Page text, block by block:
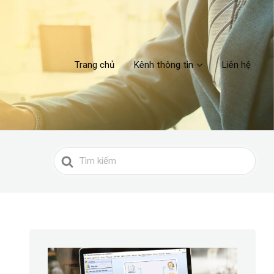
Trang chủ Kênh thông tin Liên hệ
Search
For